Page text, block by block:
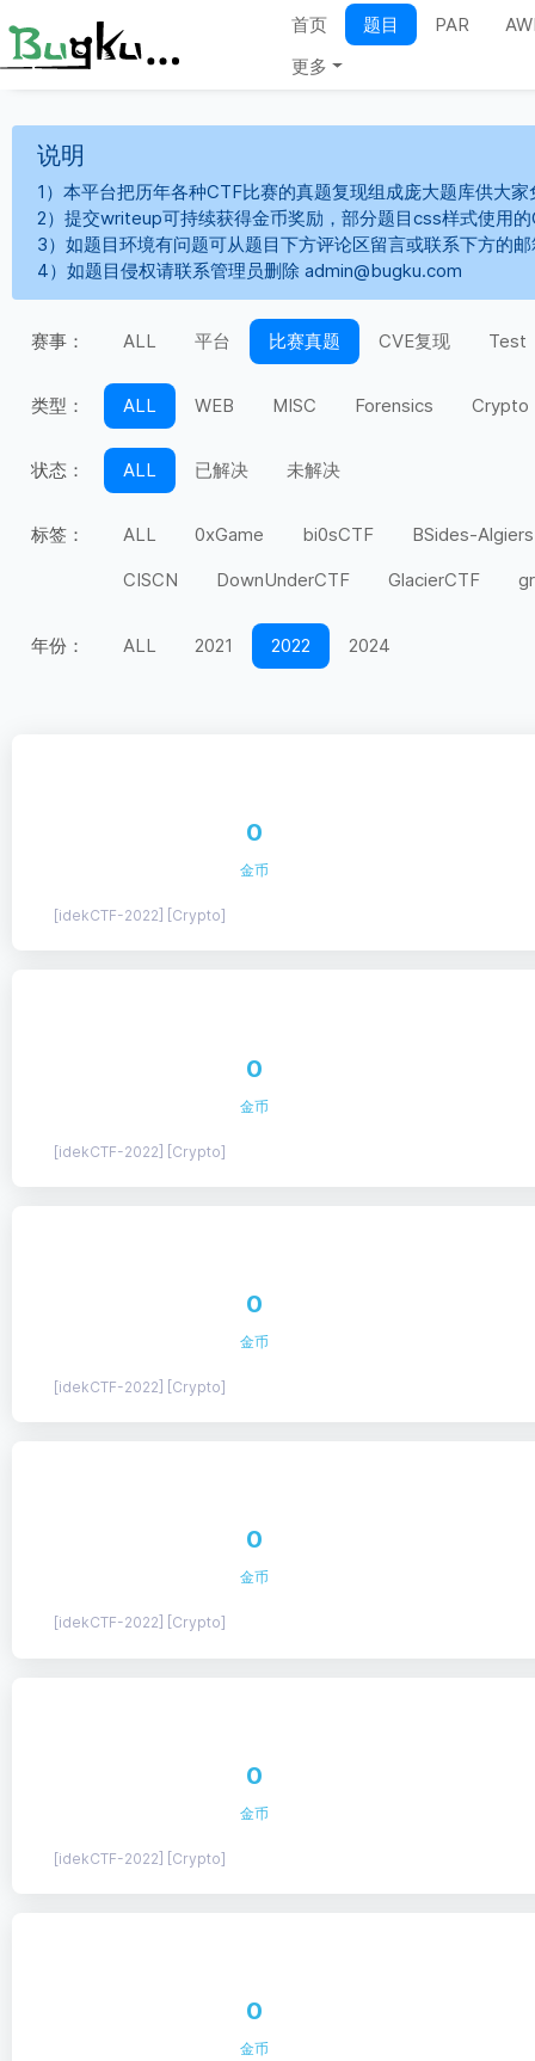
首页 题目 PAR
更多
说明
1）本平台把历年各种CTF比赛的真题复现组成庞大题库供大
2）提交writeup可持续获得金币奖励，部分题目css样式使用
3）如题目环境有问题可从题目下方评论区留言或联系下方的
4）如题目侵权请联系管理员删除 admin@bugku.com
赛事： ALL 平台 比赛真题 CVE复现 Test
类型： ALL WEB MISC Forensics Crypto
状态： ALL 已解决 未解决
标签： ALL 0xGame bi0sCTF
BSides-Algiers
CISCN
DownUnderCTF GlacierCTF
miniLCTF
SEETF
年份： ALL 2021 2022 2024
0
金币
[idekCTF-2022] [Crypto]
0
金币
[idekCTF-2022] [Crypto]
0
金币
[idekCTF-2022] [Crypto]
0
金币
[idekCTF-2022] [Crypto]
0
金币
[idekCTF-2022] [Crypto]
0
金币